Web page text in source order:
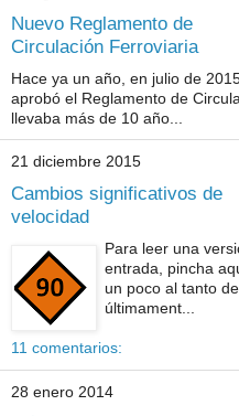
Nuevo Reglamento de
Circulación Ferroviaria
Hace ya un año, en julio de
aprobó el Reglamento de
llevaba más de 10 año...
21 diciembre 2015
Cambios significativos de
velocidad
Para leer una
entrada, pincha
un poco al tanto
últimament...
11 comentarios:
28 enero 2014